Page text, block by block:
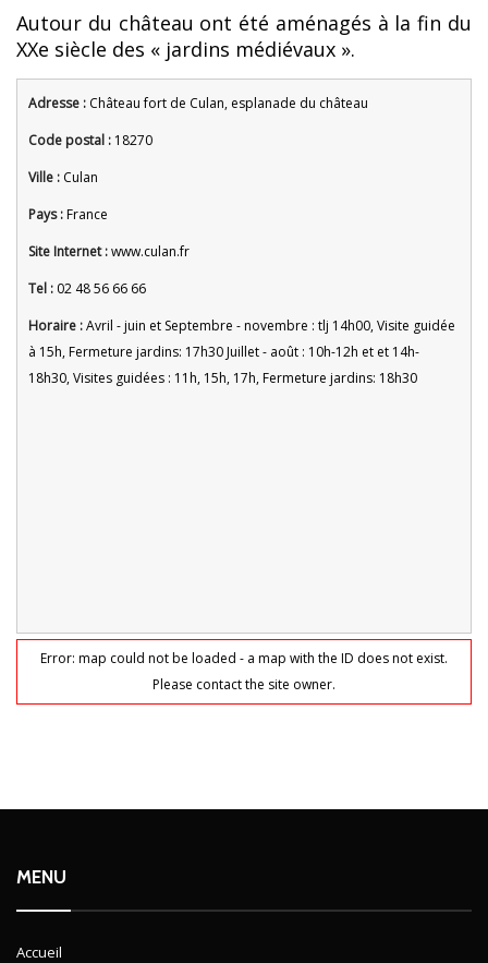
Autour du château ont été aménagés à la fin du
XXe siècle des « jardins médiévaux ».
Adresse : Château fort de Culan, esplanade du château
Code postal : 18270
Ville : Culan
Pays :France
Site Internet :www.culan.fr
Tel : 02 48 56 66 66
Horaire :Avril - juin et Septembre - novembre : tlj 14h00, Visite guidée
à 15h, Fermeture jardins: 17h30 Juillet - août : 10h-12h et et 14h-
18h30, Visites guidées : 11h, 15h, 17h, Fermeture jardins: 18h30
Error: map could not be loaded - a map with the ID does not exist.
Please contact the site owner.
MENU
Accueil